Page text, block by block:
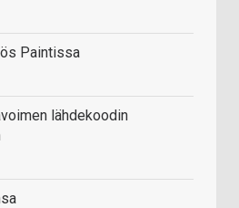
Paintissa
lähdekoodin